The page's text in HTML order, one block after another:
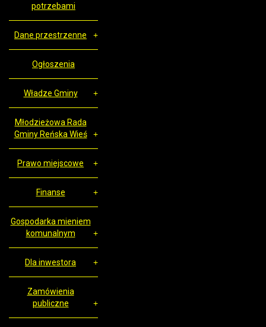
potrzebami
Dane przestrzenne
Ogłoszenia
Władze Gminy
Młodzieżowa Rada
Gminy Reńska Wieś
Prawo miejscowe
Finanse
Gospodarka mieniem
komunalnym
Dla inwestora
Zamówienia
publiczne